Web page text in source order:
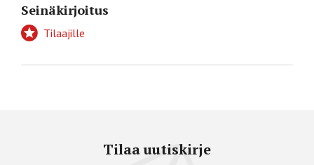
Seinäkirjoitus
Tilaajille
Tilaa uutiskirje